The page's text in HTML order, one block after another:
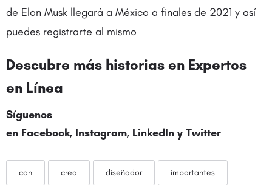
de Elon Musk llegará a México a finales de 2021 y así
puedes registrarte al mismo
Descubre más historias en Expertos
en Línea
Síguenos
en Facebook, Instagram, LinkedIn y Twitter
con crea diseñador importantes